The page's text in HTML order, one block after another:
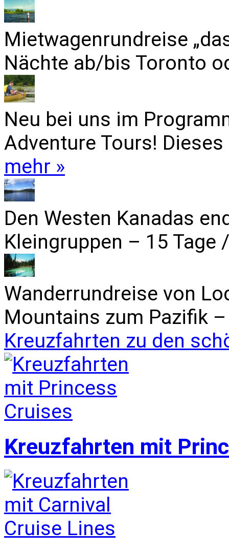
Mietwagenrundreise
Nächte ab/bis Toronto
Neu bei uns im
Adventure Tours!
mehr »
Den Westen Kanadas
Kleingruppen – 15 Tage
Wanderrundreise von
Mountains zum Pazifik
Kreuzfahrten zu den
Kreuzfahrten mit